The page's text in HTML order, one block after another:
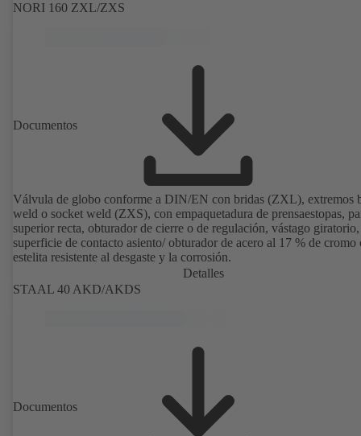
NORI 160 ZXL/ZXS
Documentos
Válvula de globo conforme a DIN/EN con bridas (ZXL), extremos
weld o socket weld (ZXS), con empaquetadura de prensaestopas,
superior recta, obturador de cierre o de regulación, vástago giratorio,
superficie de contacto asiento/ obturador de acero al 17 % de cromo
estelita resistente al desgaste y la corrosión.
Detalles
STAAL 40 AKD/AKDS
Documentos